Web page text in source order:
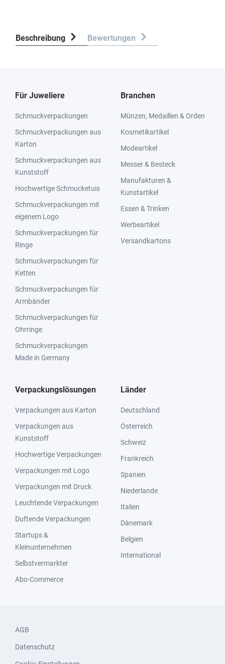
Beschreibung Bewertungen
Für Juweliere
Schmuckverpackungen
Schmuckverpackungen aus
Karton
Schmuckverpackungen aus
Kunststoff
Hochwertige Schmucketuis
Schmuckverpackungen mit
eigenem Logo
Schmuckverpackungen für
Ringe
Schmuckverpackungen für
Ketten
Schmuckverpackungen für
Armbänder
Schmuckverpackungen für
Ohrringe
Schmuckverpackungen
Made in Germany
Branchen
Münzen, Medaillen & Orden
Kosmetikartikel
Modeartikel
Messer & Besteck
Manufakturen &
Kunstartikel
Essen & Trinken
Werbeartikel
Versandkartons
Verpackungslösungen
Verpackungen aus Karton
Verpackungen aus
Kunststoff
Hochwertige Verpackungen
Verpackungen mit Logo
Verpackungen mit Druck
Leuchtende Verpackungen
Duftende Verpackungen
Startups &
Kleinunternehmen
Selbstvermarkter
Abo-Commerce
Länder
Deutschland
Österreich
Schweiz
Frankreich
Spanien
Niederlande
Italien
Dänemark
Belgien
International
AGB
Datenschutz